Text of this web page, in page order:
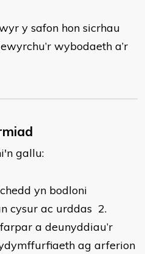
y safon hon sicrhau
wybodaeth a’r
gallu:
yn bodloni
cysur ac urddas 2.
a deunyddiau’r
ag arferion